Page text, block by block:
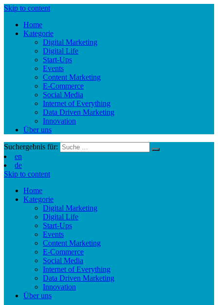
Skip to content
Home
Kategorie
Digital Marketing
Digital Life
Start-Ups
Events
Content Marketing
E-Commerce
Social Media
Internet of Everything
Data Driven Marketing
Innovation
Über uns
Suchergebnis für:
en
de
Skip to content
Home
Kategorie
Digital Marketing
Digital Life
Start-Ups
Events
Content Marketing
E-Commerce
Social Media
Internet of Everything
Data Driven Marketing
Innovation
Über uns